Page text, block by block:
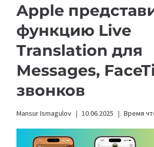
Apple
функцию Live
Translation для
Messages,
звонков
Mansur Ismagulov 10.06.2025 Время